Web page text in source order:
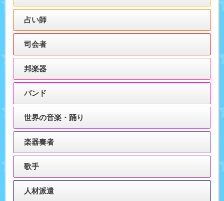
占い師
司会者
邦楽器
バンド
世界の音楽・踊り
楽器奏者
歌手
人材派遣